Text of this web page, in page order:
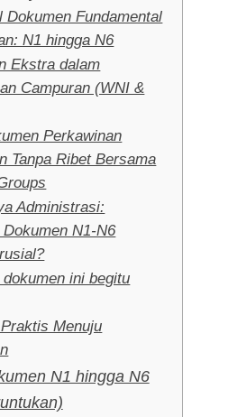
Dokumen Fundamental
N1 hingga N6
Ekstra dalam
Campuran (WNI &
Perkawinan
Tanpa Ribet Bersama
Administrasi:
Dokumen N1-N6
dokumen ini begitu
Menuju
N1 hingga N6